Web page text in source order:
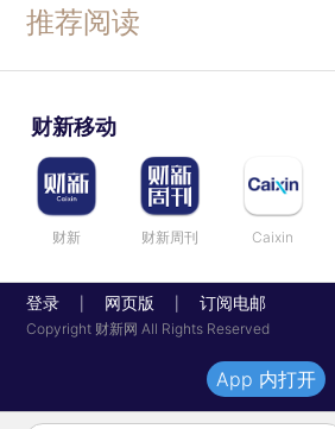
推荐阅读
财新移动
财新 财新周刊 Caixin
登录 网页版 订阅电邮
Copyright 财新网 All Rights Reserved
App 内打开